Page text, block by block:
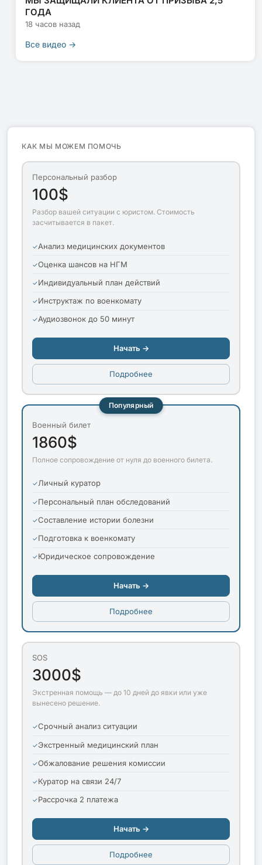
ГОДА
18 часов назад
Все видео →
КАК МЫ МОЖЕМ ПОМОЧЬ
Персональный разбор
100$
Разбор вашей ситуации с юристом. Стоимость
засчитывается в пакет.
Анализ медицинских документов
Оценка шансов на НГМ
Индивидуальный план действий
Инструктаж по военкомату
Аудиозвонок до 50 минут
Начать →
Подробнее
Популярный
Военный билет
1860$
Полное сопровождение от нуля до военного билета.
Личный куратор
Персональный план обследований
Составление истории болезни
Подготовка к военкомату
Юридическое сопровождение
Начать →
Подробнее
SOS
3000$
Экстренная помощь — до 10 дней до явки или уже
вынесено решение.
Срочный анализ ситуации
Экстренный медицинский план
Обжалование решения комиссии
Куратор на связи 24/7
Рассрочка 2 платежа
Начать →
Подробнее